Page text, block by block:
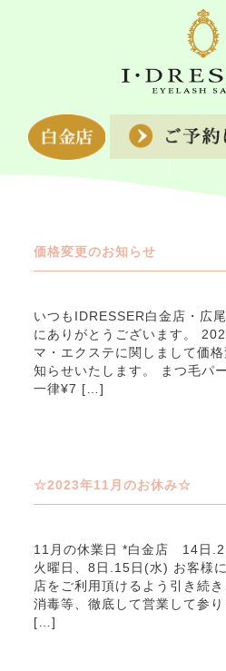
価格変更のお知らせ
いつもIDRESSER白金店・広
にありがとうございます。
マ・エクステに関しまして価
知らせいたします。 まつ毛パ
一律¥7 […]
☆2023年11月のお休み☆
11月の休業日 *白金店 14日
火曜日、8日.15日(水) お客様
店をご利用頂けるよう引き続
消毒等、徹底して営業して参
[…]